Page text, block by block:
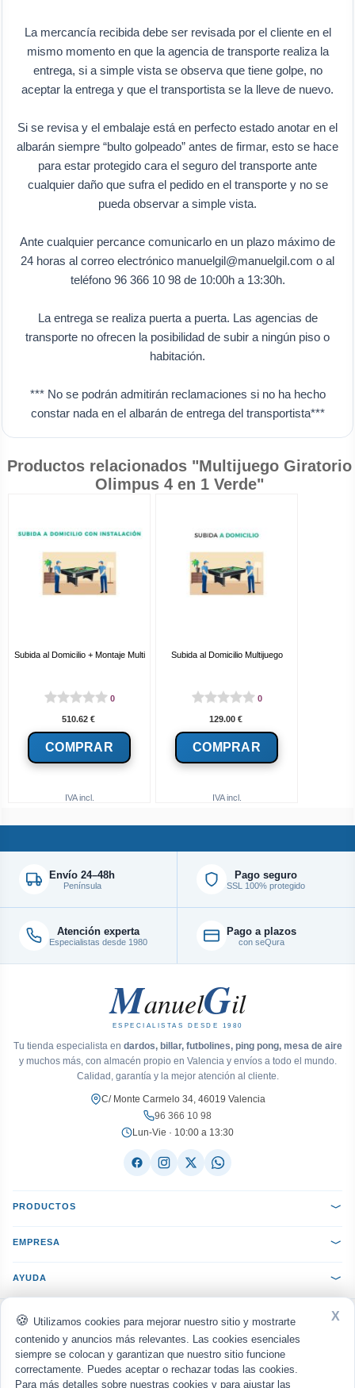
Utilizamos cookies para mejorar nuestro sitio y mostrarte
contenido y anuncios más relevantes. Las cookies esenciales
siempre se colocan y garantizan que nuestro sitio funcione
correctamente. Puedes aceptar o rechazar todas las cookies.
Para más detalles sobre nuestras cookies y para ajustar las
X
La mercancía recibida debe ser revisada por el cliente en el
mismo momento en que la agencia de transporte realiza la
entrega, si a simple vista se observa que tiene golpe, no
aceptar la entrega y que el transportista se la lleve de nuevo.
Si se revisa y el embalaje está en perfecto estado anotar en el
albarán siempre “bulto golpeado” antes de firmar, esto se hace
para estar protegido cara el seguro del transporte ante
cualquier daño que sufra el pedido en el transporte y no se
pueda observar a simple vista.
Ante cualquier percance comunicarlo en un plazo máximo de
24 horas al correo electrónico manuelgil@manuelgil.com o al
teléfono 96 366 10 98 de 10:00h a 13:30h.
La entrega se realiza puerta a puerta. Las agencias de
transporte no ofrecen la posibilidad de subir a ningún piso o
habitación.
*** No se podrán admitirán reclamaciones si no ha hecho
constar nada en el albarán de entrega del transportista***
Productos relacionados "Multijuego Giratorio
Olimpus 4 en 1 Verde"
IVA incl.
Subida al Domicilio + Montaje Multi
0
510.62 €
IVA incl.
Subida al Domicilio Multijuego
0
129.00 €
Envío 24–48h
Península
Pago seguro
SSL 100% protegido
Atención experta
Especialistas desde 1980
Pago a plazos
con seQura
ManuelGil
ESPECIALISTAS DESDE 1980
Tu tienda especialista en dardos, billar, futbolines, ping pong, mesa de aire
y muchos más, con almacén propio en Valencia y envíos a todo el mundo.
Calidad, garantía y la mejor atención al cliente.
C/ Monte Carmelo 34, 46019 Valencia
96 366 10 98
Lun-Vie · 10:00 a 13:30
PRODUCTOS
EMPRESA
AYUDA
ACEPTAMOS: VISA Mastercard PayPal Bizum
seQura
Transferencia
Reembolso
ENVIAMOS CON:
MRW Nacex Correos UPS